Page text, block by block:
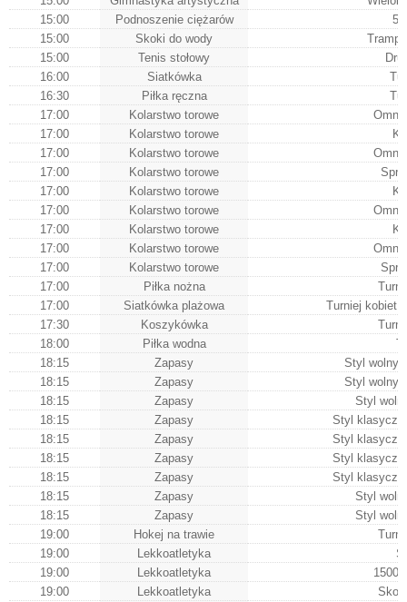
15:00
Podnoszenie ciężarów
15:00
Skoki do wody
15:00
Tenis stołowy
16:00
Siatkówka
16:30
Piłka ręczna
17:00
Kolarstwo torowe
17:00
Kolarstwo torowe
17:00
Kolarstwo torowe
17:00
Kolarstwo torowe
17:00
Kolarstwo torowe
17:00
Kolarstwo torowe
17:00
Kolarstwo torowe
17:00
Kolarstwo torowe
17:00
Kolarstwo torowe
17:00
Piłka nożna
17:00
Siatkówka plażowa
Turniej kobiet
17:30
Koszykówka
18:00
Piłka wodna
18:15
Zapasy
Styl wolny
18:15
Zapasy
Styl wolny
18:15
Zapasy
Styl
18:15
Zapasy
Styl
18:15
Zapasy
Styl
18:15
Zapasy
Styl
18:15
Zapasy
Styl
18:15
Zapasy
Styl
18:15
Zapasy
Styl
19:00
Hokej na trawie
19:00
Lekkoatletyka
19:00
Lekkoatletyka
1500
19:00
Lekkoatletyka